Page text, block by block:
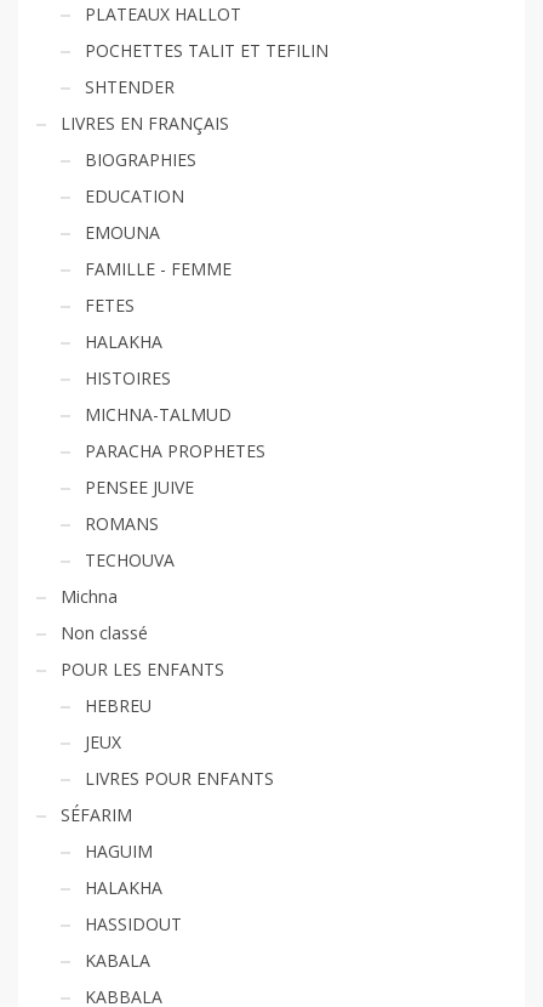
PLATEAUX HALLOT
POCHETTES TALIT ET TEFILIN
SHTENDER
LIVRES EN FRANÇAIS
BIOGRAPHIES
EDUCATION
EMOUNA
FAMILLE - FEMME
FETES
HALAKHA
HISTOIRES
MICHNA-TALMUD
PARACHA PROPHETES
PENSEE JUIVE
ROMANS
TECHOUVA
Michna
Non classé
POUR LES ENFANTS
HEBREU
JEUX
LIVRES POUR ENFANTS
SÉFARIM
HAGUIM
HALAKHA
HASSIDOUT
KABALA
KABBALA